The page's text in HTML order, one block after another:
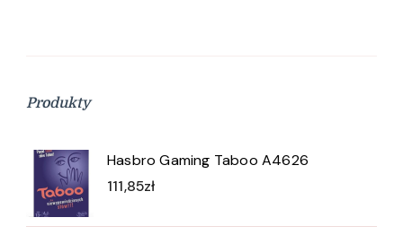
Produkty
Hasbro Gaming Taboo A4626
111,85zł